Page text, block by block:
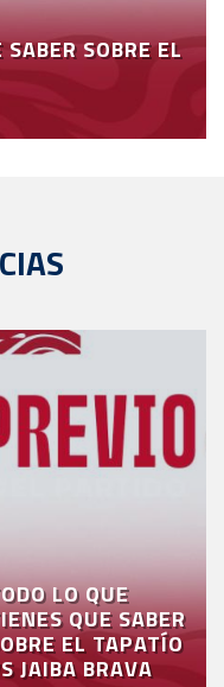
SOBRE EL
LO QUE
QUE SABER
EL TAPATÍO
JAIBA BRAVA